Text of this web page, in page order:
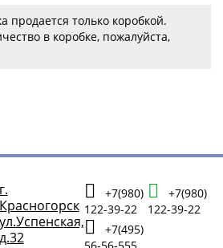
продается только коробкой.
в коробке, пожалуйста,
г.
Красногорск
ул.Успенская,
д.32
+7(980)
122-39-22
+7(495)
+7(980)
122-39-22